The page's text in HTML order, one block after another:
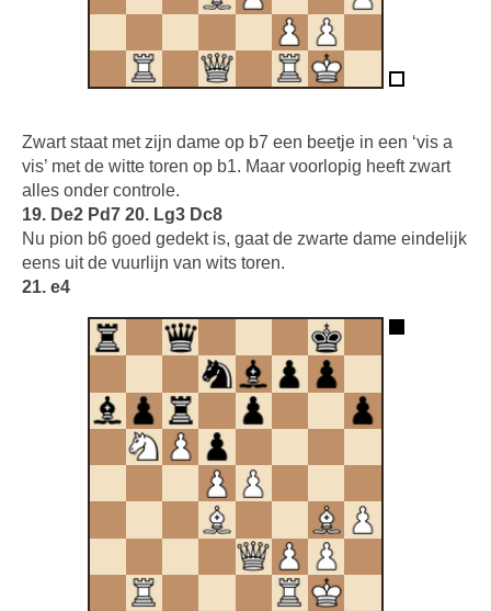
Zwart staat met zijn dame op b7 een beetje in een ‘vis a
vis’ met de witte toren op b1. Maar voorlopig heeft zwart
alles onder controle.
19. De2 Pd7 20. Lg3 Dc8
Nu pion b6 goed gedekt is, gaat de zwarte dame eindelijk
eens uit de vuurlijn van wits toren.
21. e4